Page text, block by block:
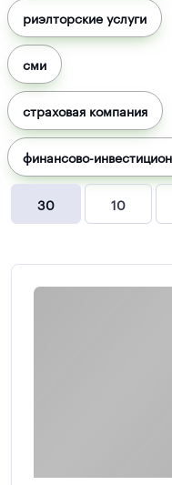
риэлторские услуги
сми
страховая компания
финансово-
30 10